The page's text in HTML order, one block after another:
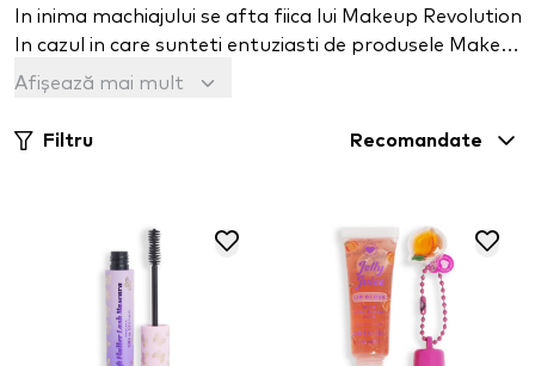
In inima machiajului se afta fiica lui Makeup Revolution.
In cazul in care sunteti entuziasti de produsele
Mai multe noutati, ambalaj frumos – produse de
I <3 Makeup este machiajul potrivit pentru iubitori de
Afișează mai mult
Filtru Recomandate